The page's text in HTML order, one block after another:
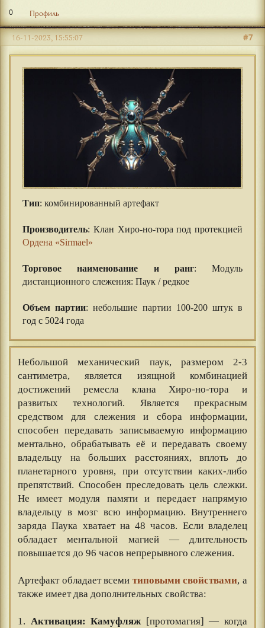
0 Профиль
#7
16-11-2023, 15:55:07
Тип: комбинированный артефакт
Производитель: Клан Хиро-но-тора под протекцией
Ордена «Sirmael»
Торговое наименование и ранг: Модуль
дистанционного слежения: Паук / редкое
Объем партии: небольшие партии 100-200 штук в
год с 5024 года
Небольшой механический паук, размером 2-3
сантиметра, является изящной комбинацией
достижений ремесла клана Хиро-но-тора и
развитых технологий. Является прекрасным
средством для слежения и сбора информации,
способен передавать записываемую информацию
ментально, обрабатывать её и передавать своему
владельцу на больших расстояниях, вплоть до
планетарного уровня, при отсутствии каких-либо
препятствий. Способен преследовать цель слежки.
Не имеет модуля памяти и передает напрямую
владельцу в мозг всю информацию. Внутреннего
заряда Паука хватает на 48 часов. Если владелец
обладает ментальной магией — длительность
повышается до 96 часов непрерывного слежения.
Артефакт обладает всеми типовыми свойствами, а
также имеет два дополнительных свойства:
1. Активация: Камуфляж [протомагия] — когда